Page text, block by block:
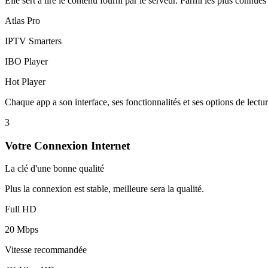
Atlas Pro
IPTV Smarters
IBO Player
Hot Player
Chaque app a son interface, ses fonctionnalités et ses options de
3
Votre Connexion Internet
La clé d'une bonne qualité
Plus la connexion est stable, meilleure sera la qualité.
Full HD
20 Mbps
Vitesse recommandée